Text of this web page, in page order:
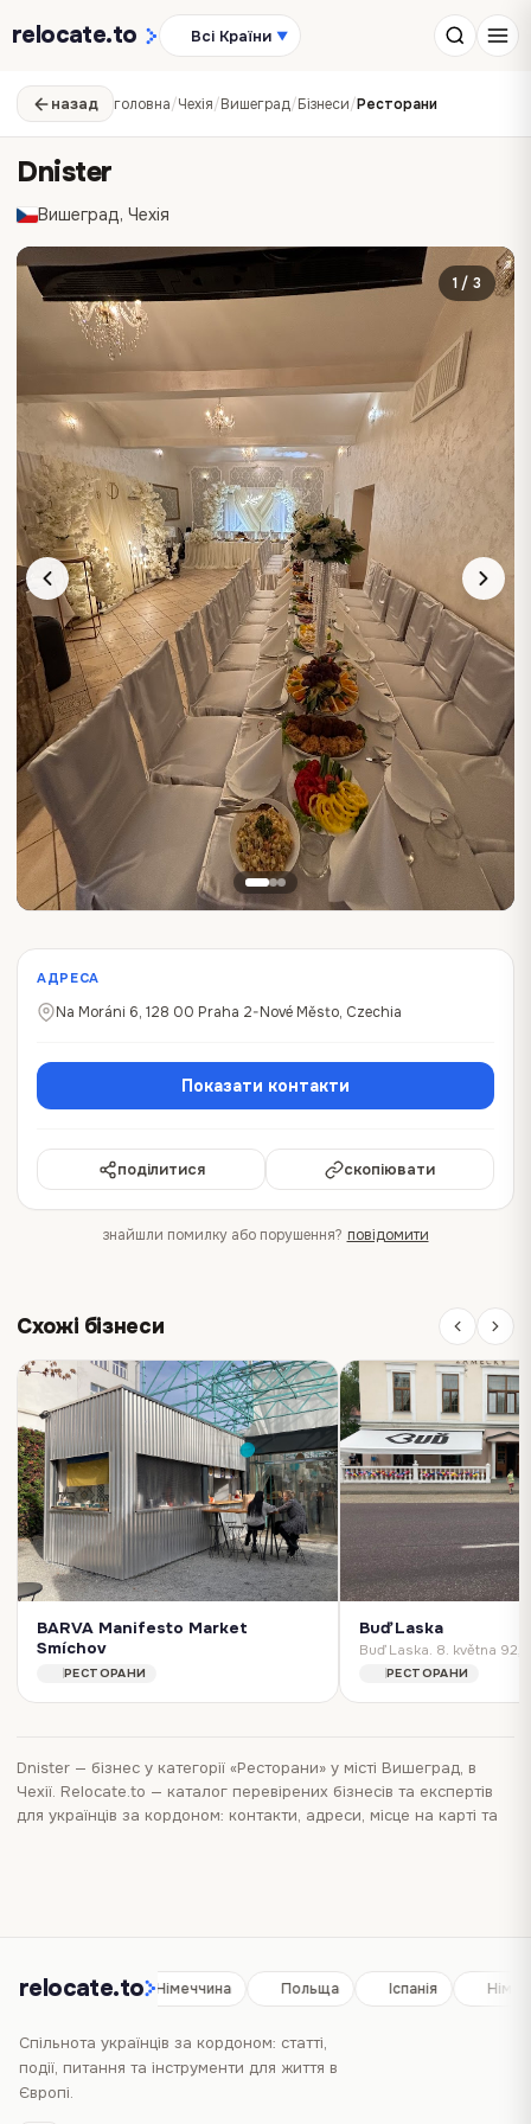
relocate.to Всі Країни ▼
назад головна/Чехія/Вишеград/Бізнеси/Ресторани
Dnister
Вишеград, Чехія
1 / 3
АДРЕСА
Na Moráni 6, 128 00 Praha 2-Nové Město, Czechia
Показати контакти
поділитися скопіювати
знайшли помилку або порушення? повідомити
Схожі бізнеси
BARVA Manifesto Market
Smíchov
РЕСТОРАНИ
Buď Laska
РЕСТОРАНИ
Dnister — бізнес у категорії «Ресторани» у місті Вишеград, в
Чехії. Relocate.to — каталог перевірених бізнесів та експертів
для українців за кордоном: контакти, адреси, місце на карті та
relocate.to
Іспанія Німеччина Польща Іспанія
Спільнота українців за кордоном: статті,
події, питання та інструменти для життя в
Європі.